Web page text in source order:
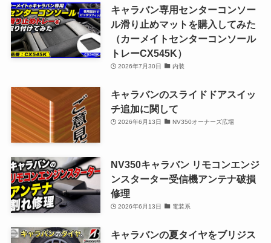
キャラバン専用センターコンソー
ル滑り止めマットを購入してみた
（カーメイトセンターコンソール
トレーCX545K）
2026年7月30日 内装
キャラバンのスライドドアスイッ
チ追加に関して
2026年6月13日 NV350オーナーズ広場
NV350キャラバン リモコンエンジ
ンスターター受信機アンテナ破損
修理
2026年6月13日 電装系
キャラバンの夏タイヤをブリジス